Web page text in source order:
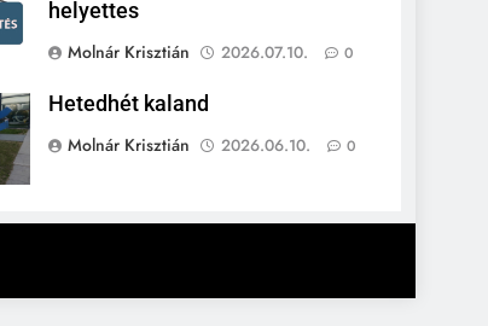
helyettes
Molnár Krisztián
2026.07.10. 0
Hetedhét kaland
Molnár Krisztián
2026.06.10. 0